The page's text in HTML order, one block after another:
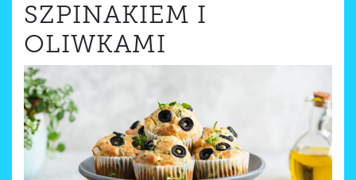
SZPINAKIEM I
OLIWKAMI